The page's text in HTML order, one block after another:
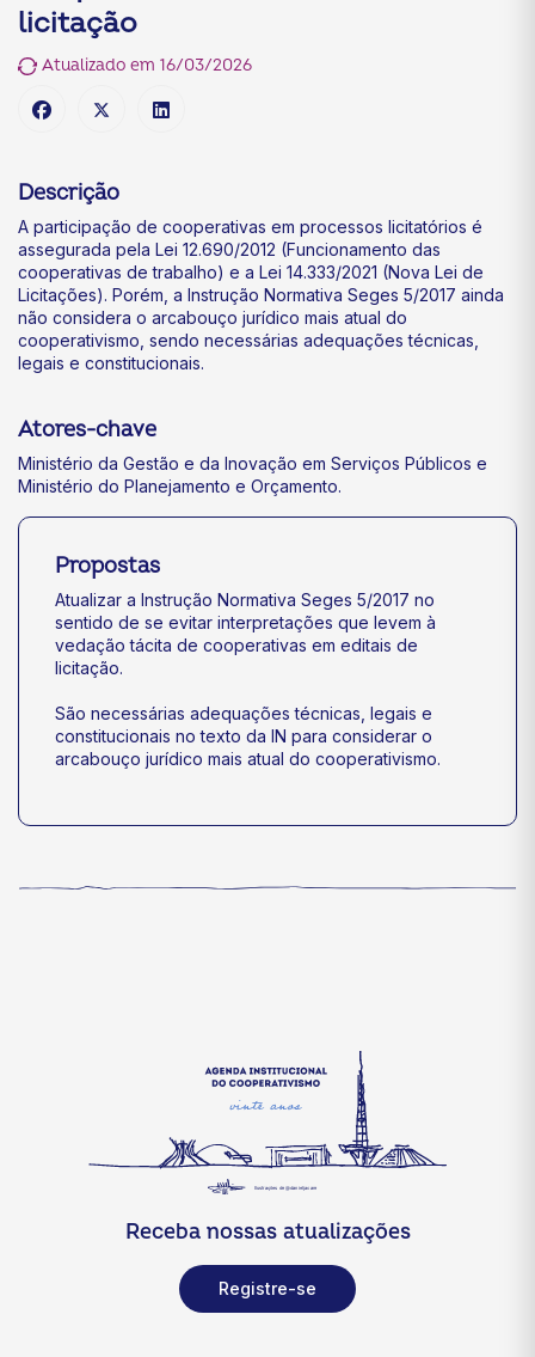
licitação
Atualizado em 16/03/2026
Descrição
A participação de cooperativas em processos licitatórios é
assegurada pela Lei 12.690/2012 (Funcionamento das
cooperativas de trabalho) e a Lei 14.333/2021 (Nova Lei de
Licitações). Porém, a Instrução Normativa Seges 5/2017 ainda
não considera o arcabouço jurídico mais atual do
cooperativismo, sendo necessárias adequações técnicas,
legais e constitucionais.
Atores-chave
Ministério da Gestão e da Inovação em Serviços Públicos e
Ministério do Planejamento e Orçamento.
Propostas
Atualizar a Instrução Normativa Seges 5/2017 no
sentido de se evitar interpretações que levem à
vedação tácita de cooperativas em editais de
licitação.
São necessárias adequações técnicas, legais e
constitucionais no texto da IN para considerar o
arcabouço jurídico mais atual do cooperativismo.
Receba nossas atualizações
Registre-se